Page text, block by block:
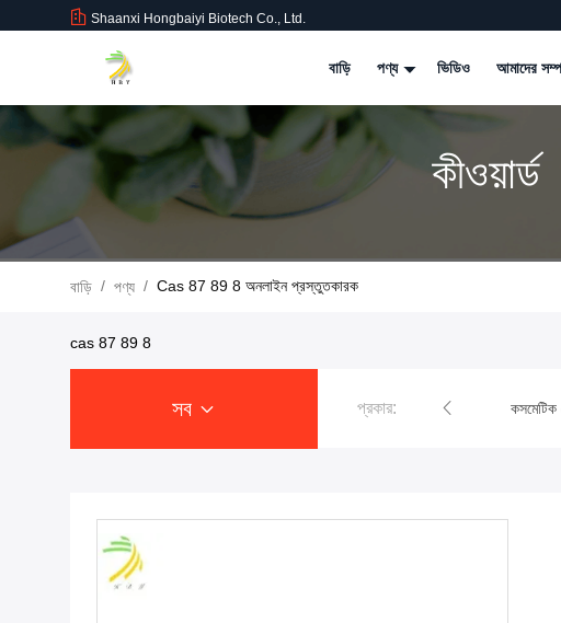
Shaanxi Hongbaiyi Biotech Co., Ltd.
বাড়ি পণ্য ভিডিও আমাদের
বাড়ি / পণ্য / Cas 87 89 8 অনলাইন প্রস্তুতকারক
cas 87 89 8
সব প্রকার: তিরজেপাটাইড কসমেটিক